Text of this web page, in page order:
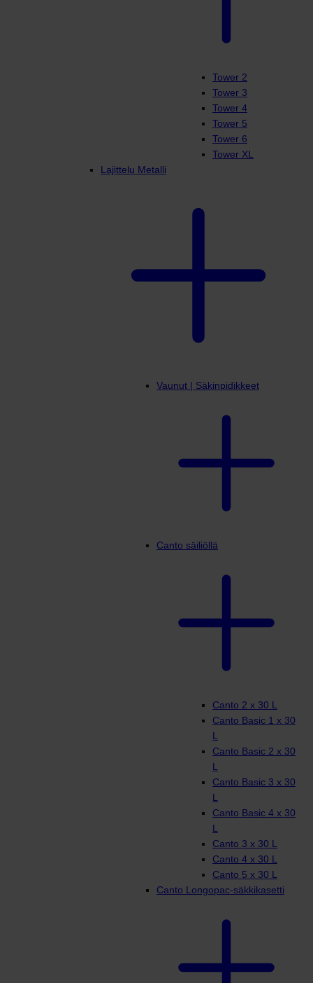
Tower 2
Tower 3
Tower 4
Tower 5
Tower 6
Tower XL
Lajittelu Metalli
Vaunut | Säkinpidikkeet
Canto säiliöllä
Canto 2 x 30 L
Canto Basic 1 x 30
L
Canto Basic 2 x 30
L
Canto Basic 3 x 30
L
Canto Basic 4 x 30
L
Canto 3 x 30 L
Canto 4 x 30 L
Canto 5 x 30 L
Canto Longopac-säkkikasetti